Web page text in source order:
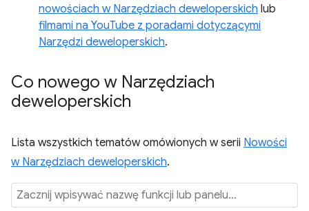
nowościach w Narzędziach deweloperskich lub
filmami na YouTube z poradami dotyczącymi
Narzędzi deweloperskich.
Co nowego w Narzędziach
deweloperskich
Lista wszystkich tematów omówionych w serii Nowości
w Narzędziach deweloperskich.